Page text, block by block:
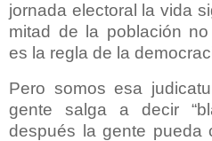
jornada electoral la vida
mitad de la población
es la regla de la
Pero somos esa
gente salga a decir
después la gente pueda